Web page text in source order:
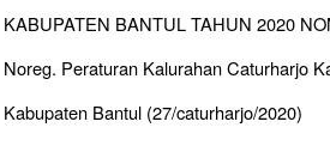
KABUPATEN BANTUL TAHUN 2020
Noreg. Peraturan Kalurahan Caturharjo
Kabupaten Bantul (27/caturharjo/2020)